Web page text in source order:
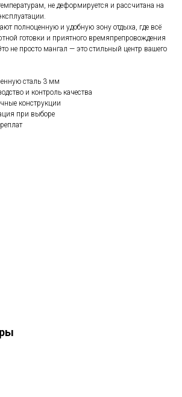
не деформируется и рассчитана на
полноценную и удобную зону отдыха, где всё
готовки и приятного времяпрепровождения
не просто мангал — это стильный центр вашего
сталь 3 мм
и контроль качества
конструкции
при выборе